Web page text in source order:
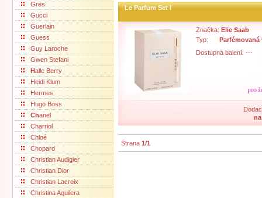
Gres
Gucci
Guerlain
Guess
Guy Laroche
Gwen Stefani
Halle Berry
Heidi Klum
Hermes
Hugo Boss
Chanel
Charriol
Chloé
Chopard
Christian Audigier
Christian Dior
Christian Lacroix
Christina Aguilera
Le Parfum Set I
Značka: Elie Saab
Typ:
Parfémovaná
Dostupná balení: ---
Strana 1/1